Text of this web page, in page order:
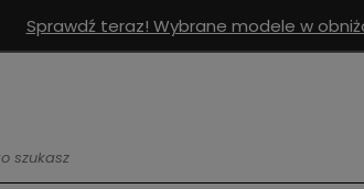
Sprawdź teraz! Wybrane modele w